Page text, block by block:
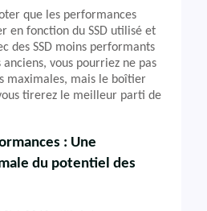
que les performances
en fonction du SSD utilisé et
des SSD moins performants
anciens, vous pourriez ne pas
maximales, mais le boîtier
tirerez le meilleur parti de
: Une
du potentiel des